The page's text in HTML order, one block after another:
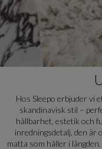
Hos Sleepo erbjuder vi
skandinavisk stil –
hållbarhet, estetik och
inredningsdetalj, den är
matta som håller i